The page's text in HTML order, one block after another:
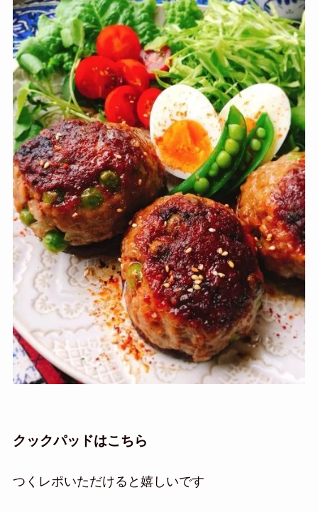
クックパッドはこちら
つくレポいただけると嬉しいです